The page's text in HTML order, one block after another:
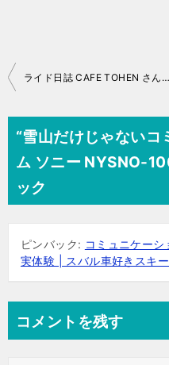
投
ナ
ー
ョ
ライド日誌 CAFE TOHEN さんでランチ
“雪山だけじゃないコ
ム ソニー NYSNO-
ック
ピンバック: コミュニケー
実体験 | スバル車好きスキ
コメントを残す